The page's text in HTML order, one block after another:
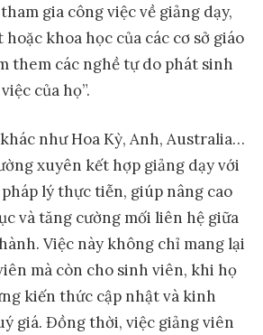
gia công việc về giảng dạy,
khoa học của các cơ sở giáo
them các nghề tự do phát sinh
của họ”.
như Hoa Kỳ, Anh, Australia…
xuyên kết hợp giảng dạy với
lý thực tiễn, giúp nâng cao
và tăng cường mối liên hệ giữa
Việc này không chỉ mang lại
mà còn cho sinh viên, khi họ
kiến thức cập nhật và kinh
giá. Đồng thời, việc giảng viên